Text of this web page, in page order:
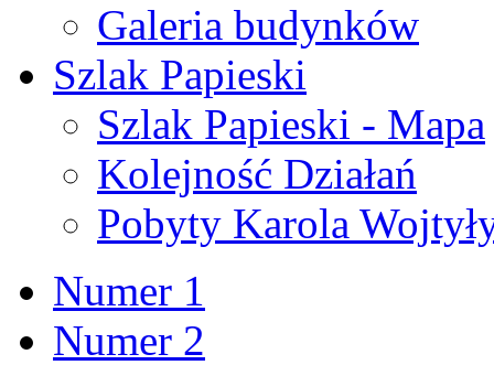
Galeria budynków
Szlak Papieski
Szlak Papieski - Mapa
Kolejność Działań
Pobyty Karola
Numer 1
Numer 2